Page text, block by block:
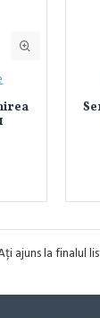
ajuns la finalul